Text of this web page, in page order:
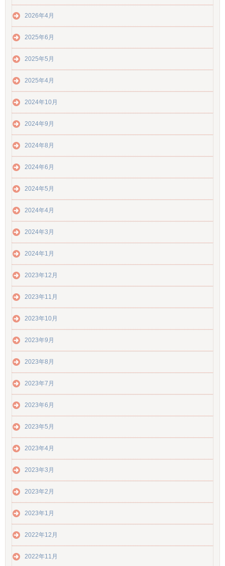
2026年4月
2025年6月
2025年5月
2025年4月
2024年10月
2024年9月
2024年8月
2024年6月
2024年5月
2024年4月
2024年3月
2024年1月
2023年12月
2023年11月
2023年10月
2023年9月
2023年8月
2023年7月
2023年6月
2023年5月
2023年4月
2023年3月
2023年2月
2023年1月
2022年12月
2022年11月